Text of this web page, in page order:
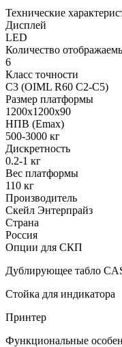
Технические
Дисплей
LED
Количество
6
Класс точности
С3 (OIML R60 C2-C5)
Размер платформы
1200x1200x90
НПВ (Emax)
500-3000 кг
Дискретность
0.2-1 кг
Вес платформы
110 кг
Производитель
Скейл Энтерпрайз
Страна
Россия
Опции для СКП
Дублирующее табло
Стойка для индикатора
Принтер
Функциональные